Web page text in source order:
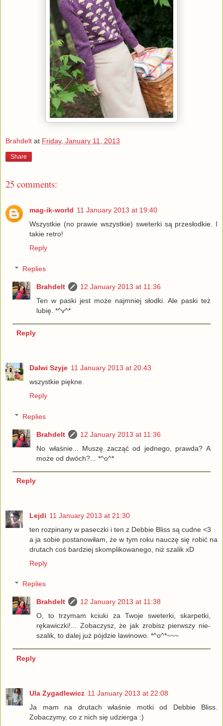
Brahdelt at Friday, January 11, 2013
Share
25 comments:
mag-ik-world 11 January 2013 at 19:40
Wszystkie (no prawie wszystkie) sweterki są przesłodkie. I
takie retro!
Reply
Replies
Brahdelt
12 January 2013 at 11:36
Ten w paski jest może najmniej słodki. Ale paski też
lubię. *^v^*
Reply
Dalwi Szyje 11 January 2013 at 20:43
wszystkie piękne.
Reply
Replies
Brahdelt
12 January 2013 at 11:36
No właśnie... Muszę zacząć od jednego, prawda? A
może od dwóch?... *^o^*
Reply
Lejdi 11 January 2013 at 21:30
ten rozpinany w paseczki i ten z Debbie Bliss są cudne <3
a ja sobie postanowiłam, że w tym roku nauczę się robić na
drutach coś bardziej skomplikowanego, niż szalik xD
Reply
Replies
Brahdelt
12 January 2013 at 11:38
O, to trzymam kciuki za Twoje sweterki, skarpetki,
rękawiczki!... Zobaczysz, że jak zrobisz pierwszy nie-
szalik, to dalej już pójdzie lawinowo. *^o^*~~~
Reply
Ula Zygadlewicz 11 January 2013 at 22:08
Ja mam na drutach właśnie motki od Debbie Bliss.
Zobaczymy, co z nich się udzierga :)